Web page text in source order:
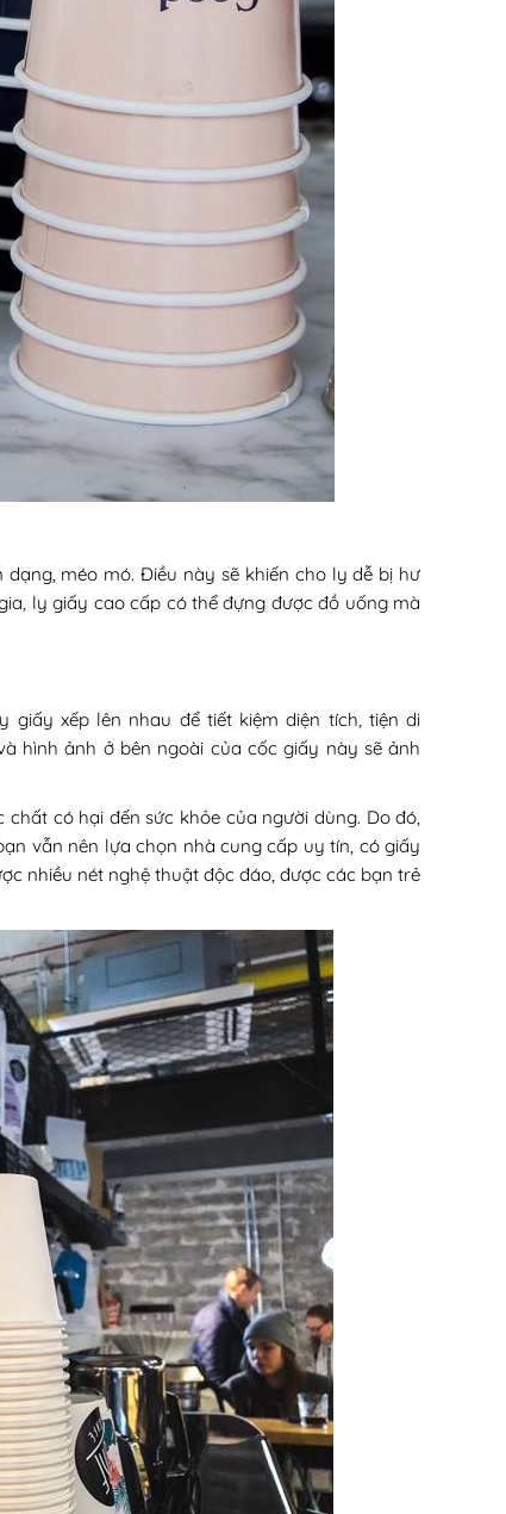
méo mó. Điều này sẽ khiến cho ly dễ bị hư
ly giấy cao cấp có thể đựng được đồ uống mà
xếp lên nhau để tiết kiệm diện tích, tiện di
hình ảnh ở bên ngoài của cốc giấy này sẽ ảnh
có hại đến sức khỏe của người dùng. Do đó,
vẫn nên lựa chọn nhà cung cấp uy tín, có giấy
nhiều nét nghệ thuật độc đáo, được các bạn trẻ